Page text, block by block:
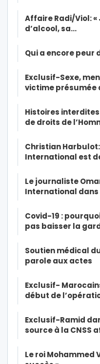
Affaire Radi/Viol:
d’alcool, sa…
Qui a encore peur
Exclusif-Sexe,
victime présumée
Histoires
de droits de
Christian
International est
Le journaliste
International
Covid-19 :
pas baisser la
Soutien médical
parole aux actes
Exclusif-
début de
Exclusif-Ramid
source à la CNSS
Le roi Mohammed